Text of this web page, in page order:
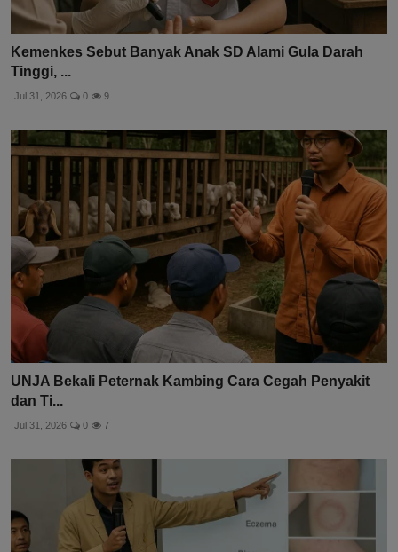
Kemenkes Sebut Banyak Anak SD Alami Gula Darah
Tinggi, ...
Jul 31, 2026 0 9
UNJA Bekali Peternak Kambing Cara Cegah Penyakit
dan Ti...
Jul 31, 2026 0 7